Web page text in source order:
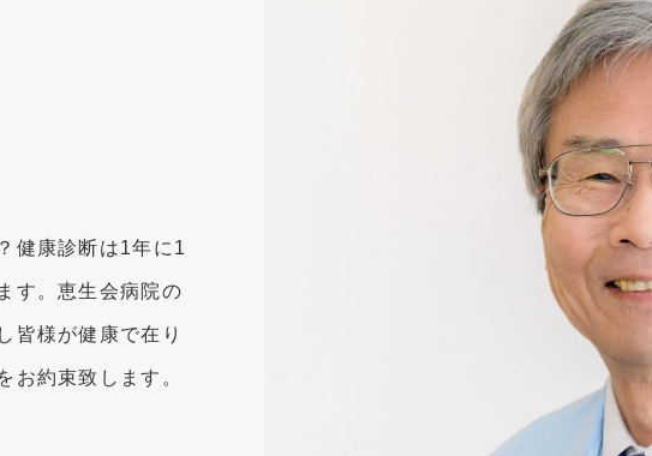
健康診断は1年に1
す。恵生会病院の
皆様が健康で在り
お約束致します。